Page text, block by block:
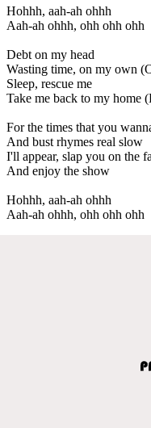
Hohhh, aah-ah ohhh
Aah-ah ohhh, ohh ohh ohh
Debt on my head
Wasting time, on my own
Sleep, rescue me
Take me back to my home
For the times that you
And bust rhymes real slow
I'll appear, slap you on the
And enjoy the show
Hohhh, aah-ah ohhh
Aah-ah ohhh, ohh ohh ohh